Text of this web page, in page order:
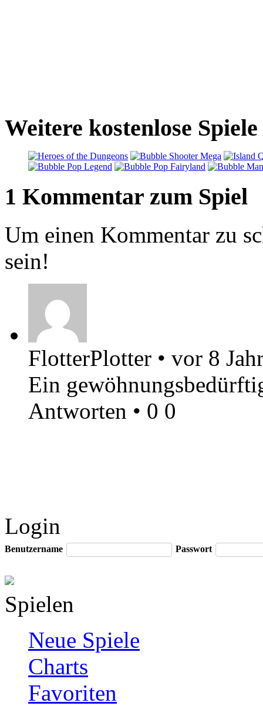
Weitere kostenlose
1 Kommentar zum Spiel
Um einen Kommentar zu
sein!
FlotterPlotter • vor 8
Ein
Antworten • 0 0
Login
Benutzername Passwort
Spielen
Neue Spiele
Charts
Favoriten